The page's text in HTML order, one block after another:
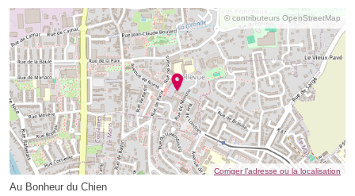
© contributeurs OpenStreetMap
Corriger l’adresse ou la localisation
Au Bonheur du Chien